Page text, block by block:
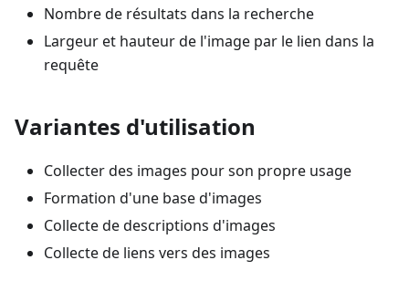
Nombre de résultats dans la recherche
Largeur et hauteur de l'image par le lien dans la
requête
Variantes d'utilisation
Collecter des images pour son propre usage
Formation d'une base d'images
Collecte de descriptions d'images
Collecte de liens vers des images